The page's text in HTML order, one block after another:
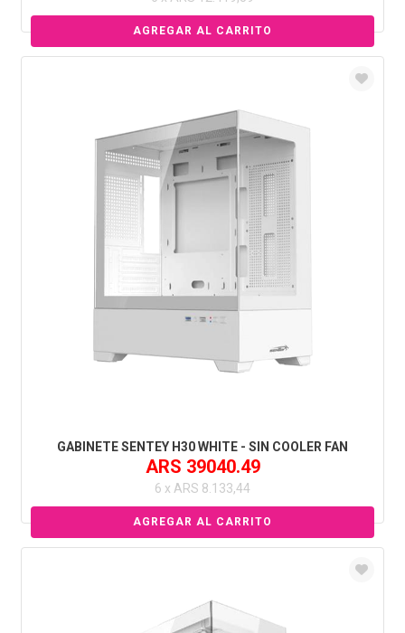
GABINETE SENTEY H30 WHITE - SIN COOLER FAN
ARS 39040.49
6 x ARS 8.133,44